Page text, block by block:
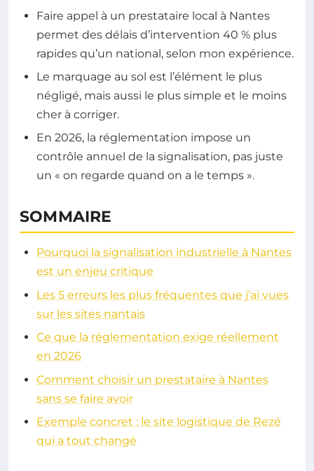
Faire appel à un prestataire local à Nantes
permet des délais d’intervention 40 % plus
rapides qu’un national, selon mon expérience.
Le marquage au sol est l’élément le plus
négligé, mais aussi le plus simple et le moins
cher à corriger.
En 2026, la réglementation impose un
contrôle annuel de la signalisation, pas juste
un « on regarde quand on a le temps ».
SOMMAIRE
Pourquoi la signalisation industrielle à Nantes
est un enjeu critique
Les 5 erreurs les plus fréquentes que j’ai vues
sur les sites nantais
Ce que la réglementation exige réellement
en 2026
Comment choisir un prestataire à Nantes
sans se faire avoir
Exemple concret : le site logistique de Rezé
qui a tout changé